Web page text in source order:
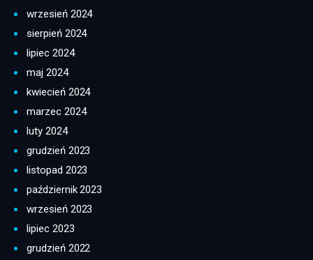
wrzesień 2024
sierpień 2024
lipiec 2024
maj 2024
kwiecień 2024
marzec 2024
luty 2024
grudzień 2023
listopad 2023
październik 2023
wrzesień 2023
lipiec 2023
grudzień 2022